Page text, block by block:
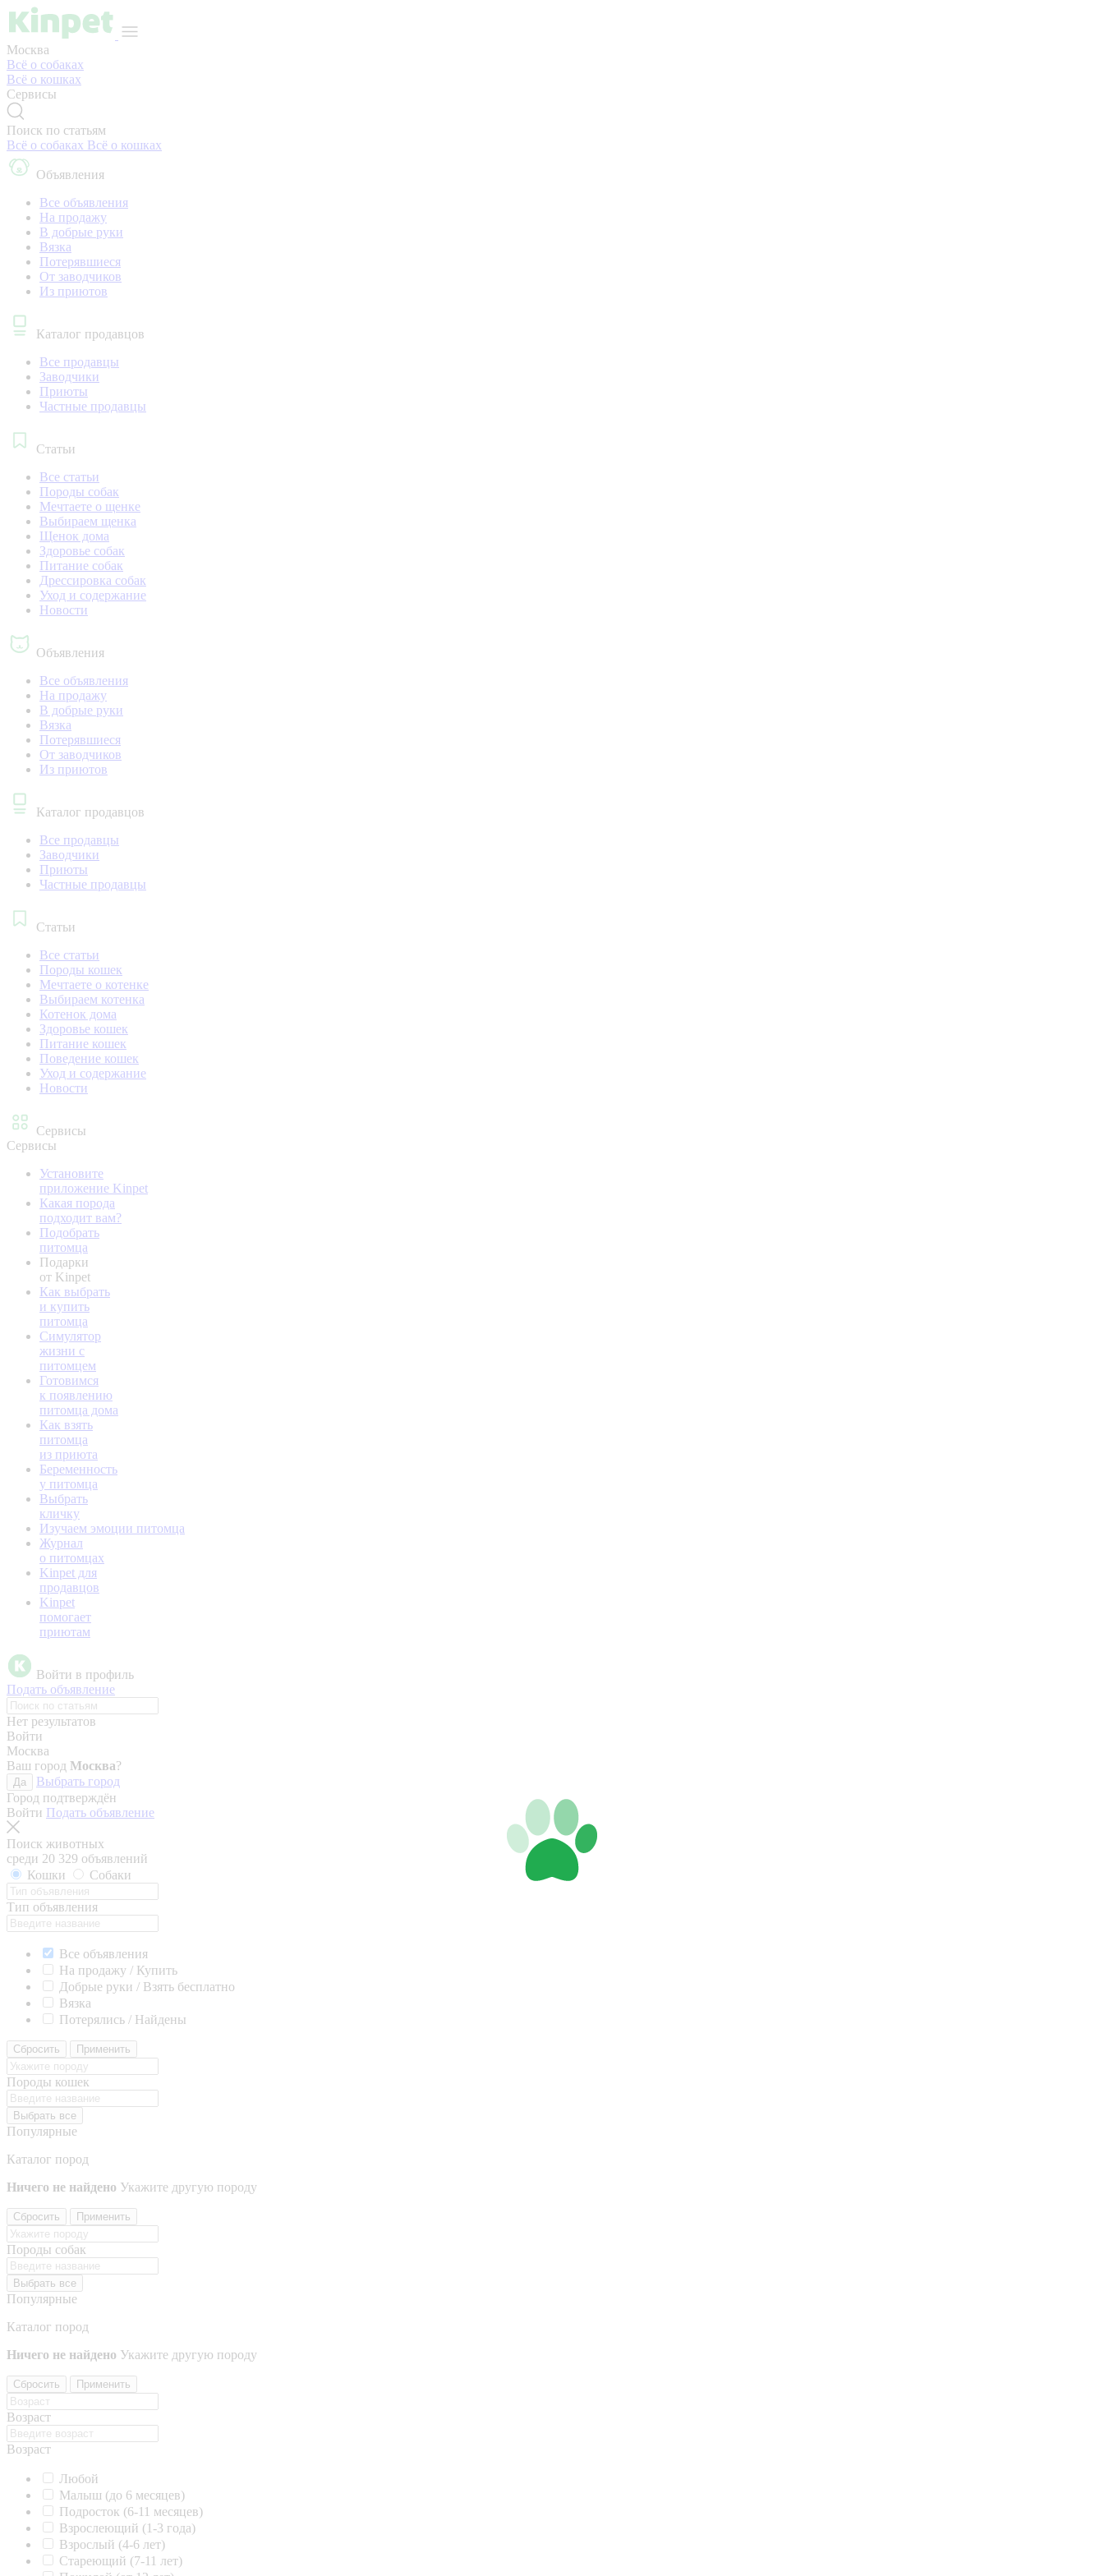
Москва
Всё о собаках
Всё о кошках
Сервисы
Поиск по статьям
Всё о собаках Всё о кошках
Объявления
Все объявления
На продажу
В добрые руки
Вязка
Потерявшиеся
От заводчиков
Из приютов
Каталог продавцов
Все продавцы
Заводчики
Приюты
Частные продавцы
Статьи
Все статьи
Породы собак
Мечтаете о щенке
Выбираем щенка
Щенок дома
Здоровье собак
Питание собак
Дрессировка собак
Уход и содержание
Новости
Объявления
Все объявления
На продажу
В добрые руки
Вязка
Потерявшиеся
От заводчиков
Из приютов
Каталог продавцов
Все продавцы
Заводчики
Приюты
Частные продавцы
Статьи
Все статьи
Породы кошек
Мечтаете о котенке
Выбираем котенка
Котенок дома
Здоровье кошек
Питание кошек
Поведение кошек
Уход и содержание
Новости
Сервисы
Сервисы
Установите
приложение Kinpet
Какая порода
подходит вам?
Подобрать
питомца
Подарки
от Kinpet
Как выбрать
и купить
питомца
Симулятор
жизни с
питомцем
Готовимся
к появлению
питомца дома
Как взять
питомца
из приюта
Беременность
у питомца
Выбрать
кличку
Изучаем эмоции питомца
Журнал
о питомцах
Kinpet для
продавцов
Kinpet
помогает
приютам
Войти в профиль
Подать объявление
Нет результатов
Войти
Москва
Ваш город Москва?
Да
Выбрать город
Город подтверждён
Войти Подать объявление
Поиск животных
среди 20 329 объявлений
Кошки
Собаки
Тип объявления
Все объявления
На продажу / Купить
Добрые руки / Взять бесплатно
Вязка
Потерялись / Найдены
Сбросить Применить
Породы кошек
Выбрать все
Популярные
Каталог пород
Ничего не найдено Укажите другую породу
Сбросить Применить
Породы собак
Выбрать все
Популярные
Каталог пород
Ничего не найдено Укажите другую породу
Сбросить Применить
Возраст
Возраст
Любой
Малыш (до 6 месяцев)
Подросток (6-11 месяцев)
Взрослеющий (1-3 года)
Взрослый (4-6 лет)
Стареющий (7-11 лет)